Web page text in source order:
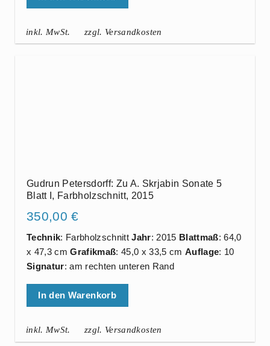
inkl. MwSt. zzgl. Versandkosten
Gudrun Petersdorff: Zu A. Skrjabin Sonate 5
Blatt I, Farbholzschnitt, 2015
350,00€
Technik: FarbholzschnittJahr: 2015 Blattmaß: 64,0
x 47,3 cmGrafikmaß: 45,0 x 33,5 cmAuflage: 10
Signatur: am rechten unteren Rand
In den Warenkorb
inkl. MwSt. zzgl. Versandkosten